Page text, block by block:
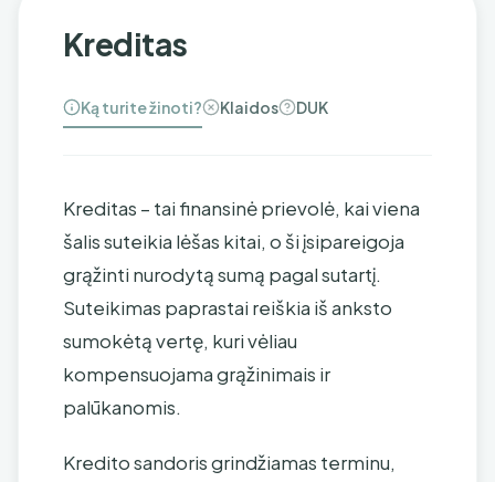
Kreditas
Ką turite žinoti? Klaidos DUK
Kreditas – tai finansinė prievolė, kai viena
šalis suteikia lėšas kitai, o ši įsipareigoja
grąžinti nurodytą sumą pagal sutartį.
Suteikimas paprastai reiškia iš anksto
sumokėtą vertę, kuri vėliau
kompensuojama grąžinimais ir
palūkanomis.
Kredito sandoris grindžiamas terminu,